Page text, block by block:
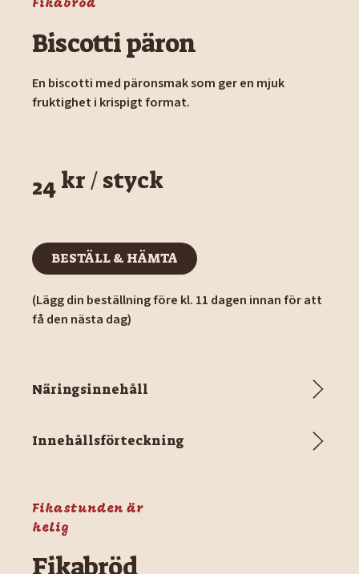
Fikabröd
Biscotti päron
En biscotti med päronsmak som ger en mjuk
fruktighet i krispigt format.
24kr / styck
BESTÄLL & HÄMTA
BESTÄLL & HÄMTA
(Lägg din beställning före kl. 11 dagen innan för att
få den nästa dag)
Näringsinnehåll
Innehållsförteckning
Fikastunden är
helig